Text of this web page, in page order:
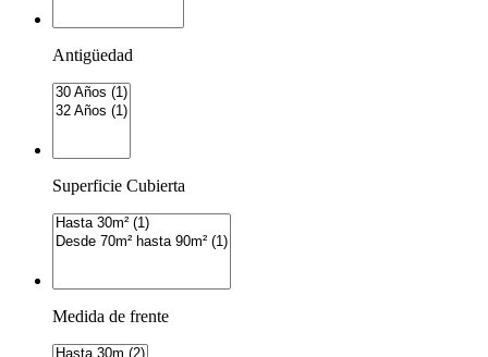
Antigüedad
Superficie Cubierta
Medida de frente